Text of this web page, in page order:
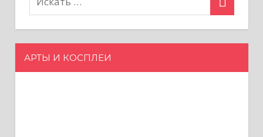
а
п
АРТЫ И КОСПЛЕИ